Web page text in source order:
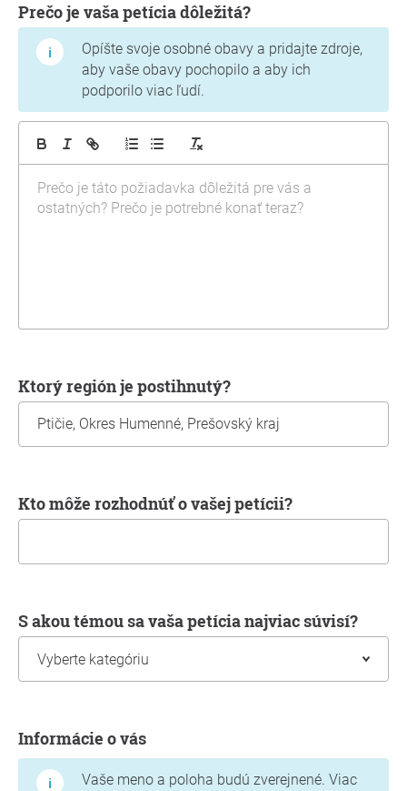
Prečo je vaša petícia dôležitá?
Opíšte svoje osobné obavy a pridajte zdroje,
aby vaše obavy pochopilo a aby ich
podporilo viac ľudí.
Ktorý región je postihnutý?
Kto môže rozhodnúť o vašej petícii?
S akou témou sa vaša petícia najviac súvisí?
Informácie o vás
Vaše meno a poloha budú zverejnené. Viac